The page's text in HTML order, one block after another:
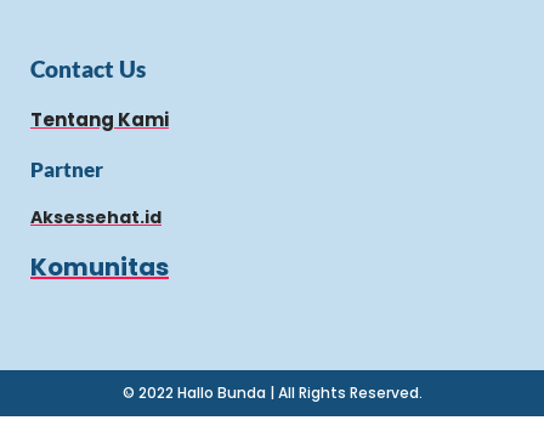
Contact Us
Tentang Kami
Partner
Aksessehat.id
Komunitas
© 2022 Hallo Bunda | All Rights Reserved.